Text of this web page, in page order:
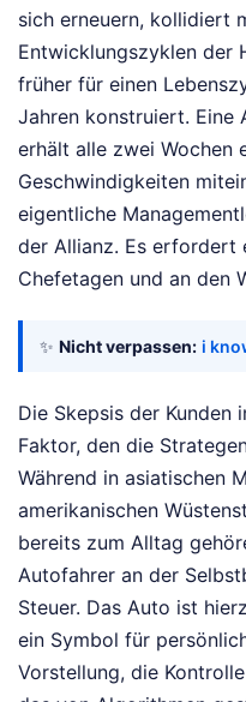
sich erneuern, kollidiert
Entwicklungszyklen der
früher für einen
Jahren konstruiert. Eine
erhält alle zwei Wochen
Geschwindigkeiten
eigentliche
der Allianz. Es erfordert
Chefetagen und an den
✨ Nicht verpassen: i
Die Skepsis der Kunden
Faktor, den die
Während in asiatischen
amerikanischen
bereits zum Alltag
Autofahrer an der
Steuer. Das Auto ist
ein Symbol für
Vorstellung, die